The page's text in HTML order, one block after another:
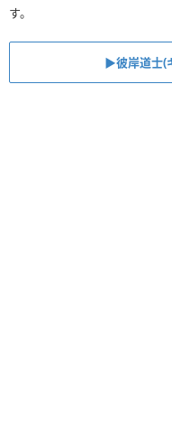
す。
▶︎彼岸道士(